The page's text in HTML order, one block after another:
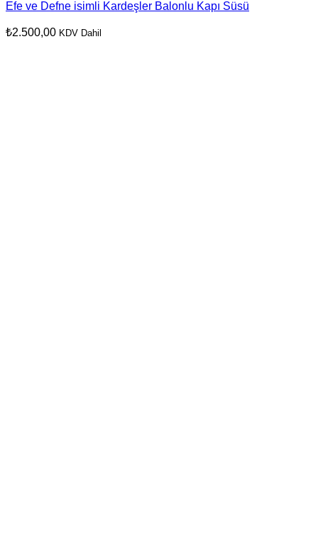
Efe ve Defne isimli Kardeşler Balonlu Kapı Süsü
₺2.500,00 KDV Dahil